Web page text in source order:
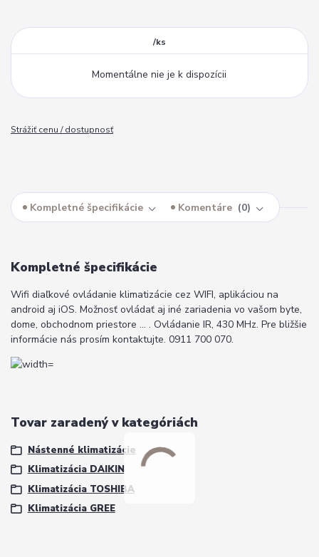
/ks
Momentálne nie je k dispozícii
Strážiť cenu / dostupnosť
Kompletné špecifikácie Komentáre 0
Kompletné špecifikácie
Wifi diaľkové ovládanie klimatizácie cez WIFI, aplikáciou na
android aj iOS. Možnosť ovládať aj iné zariadenia vo vašom byte,
dome, obchodnom priestore ... . Ovládanie IR, 430 MHz. Pre bližšie
informácie nás prosím kontaktujte. 0911 700 070.
Tovar zaradený v kategóriách
Nástenné klimatizácie
Klimatizácia DAIKIN
Klimatizácia TOSHIBA
Klimatizácia GREE